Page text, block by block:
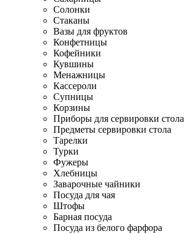
Солонки
Стаканы
Вазы для фруктов
Конфетницы
Кофейники
Кувшины
Менажницы
Кассероли
Супницы
Корзины
Приборы для сервировки стола
Предметы сервировки стола
Тарелки
Турки
Фужеры
Хлебницы
Заварочные чайники
Посуда для чая
Штофы
Барная посуда
Посуда из белого фарфора